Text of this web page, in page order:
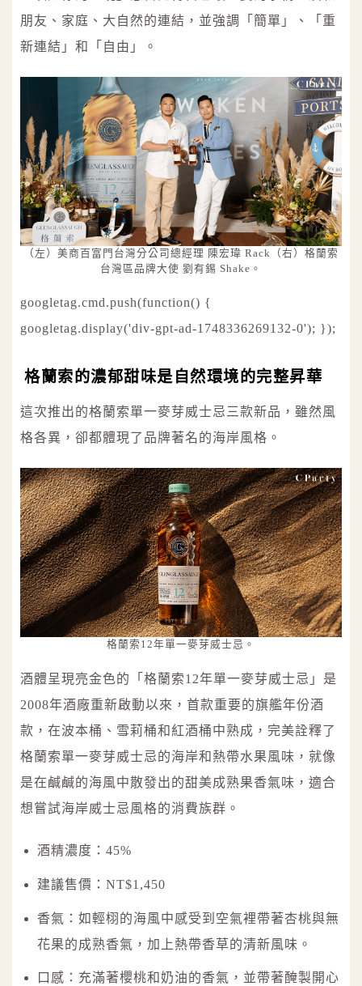
朋友、家庭、大自然的連結，並強調「簡單」、「重
新連結」和「自由」。
（左）美商百富門台灣分公司總經理 陳宏瑋 Rack（右）格蘭索
台灣區品牌大使 劉有錫 Shake。
googletag.cmd.push(function() {
googletag.display('div-gpt-ad-1748336269132-0'); });
格蘭索的濃郁甜味是自然環境的完整昇華
這次推出的格蘭索單一麥芽威士忌三款新品，雖然風
格各異，卻都體現了品牌著名的海岸風格。
格蘭索12年單一麥芽威士忌。
酒體呈現亮金色的「格蘭索12年單一麥芽威士忌」是
2008年酒廠重新啟動以來，首款重要的旗艦年份酒
款，在波本桶、雪莉桶和紅酒桶中熟成，完美詮釋了
格蘭索單一麥芽威士忌的海岸和熱帶水果風味，就像
是在鹹鹹的海風中散發出的甜美成熟果香氣味，適合
想嘗試海岸威士忌風格的消費族群。
酒精濃度：45%
建議售價：NT$1,450
香氣：如輕栩的海風中感受到空氣裡帶著杏桃與無
花果的成熟香氣，加上熱帶香草的清新風味。
口感：充滿著櫻桃和奶油的香氣，並帶著醃製開心